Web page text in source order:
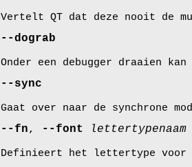
Vertelt QT dat deze nooit de
--dograb
Onder een debugger draaien
--sync
Gaat over naar de synchrone
--fn, --font lettertypenaam
Definieert het lettertype voor